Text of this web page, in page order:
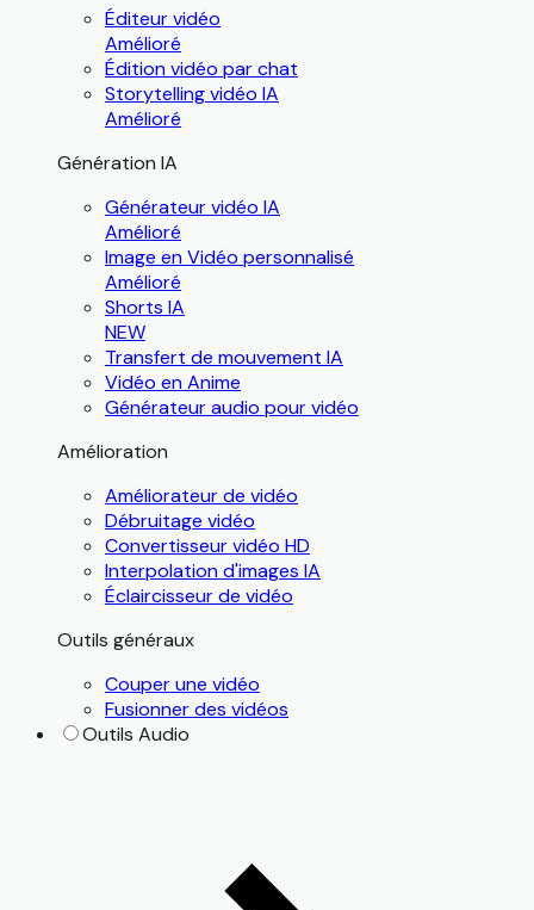
Éditeur vidéo
Amélioré
Édition vidéo par chat
Storytelling vidéo IA
Amélioré
Génération IA
Générateur vidéo IA
Amélioré
Image en Vidéo personnalisé
Amélioré
Shorts IA
NEW
Transfert de mouvement IA
Vidéo en Anime
Générateur audio pour vidéo
Amélioration
Améliorateur de vidéo
Débruitage vidéo
Convertisseur vidéo HD
Interpolation d'images IA
Éclaircisseur de vidéo
Outils généraux
Couper une vidéo
Fusionner des vidéos
Outils Audio